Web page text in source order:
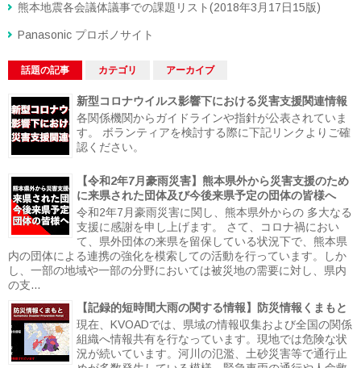
熊本地震各会議体議事での課題リスト(2018年3月17日15版)
Panasonic プロボノサイト
話題の記事 カテゴリ アーカイブ
新型コロナウイルス影響下における災害支援関連情報
各関係機関からガイドラインや指針が公表されていま
す。 ボランティアを検討する際に下記リンクよりご確
認ください。
【令和2年7月豪雨災害】熊本県外から災害支援のため
に来県された団体及び今後来県予定の団体の皆様へ
令和2年7月豪雨災害に関し、熊本県外からの 多大なる
支援に感謝を申し上げます。 さて、コロナ禍におい
て、県外団体の来県を留保している状況下で、熊本県
内の団体による連携の強化を模索しての活動を行っています。しか
し、一部の地域や一部の分野においては被災地の需要に対し、県内
の支...
【記録的短時間大雨の関する情報】防災情報くまもと
現在、KVOADでは、県域の情報収集および全国の関係
組織へ情報共有を行なっています。現地では危険な状
況が続いています。河川の氾濫、土砂災害等で通行止